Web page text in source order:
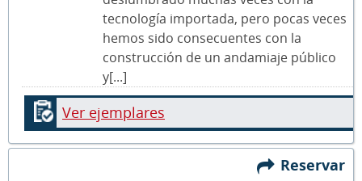
tecnología importada, pero pocas veces
hemos sido consecuentes con la
construcción de un andamiaje público
y[...]
Ver ejemplares
Reservar